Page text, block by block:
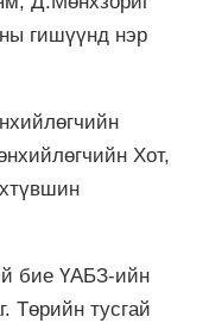
гишүүнд нэр
Хот,
бие ҮАБЗ-ийн
Төрийн тусгай